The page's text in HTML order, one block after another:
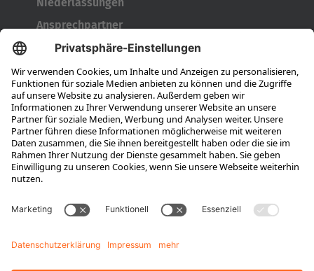
Ansprechpartner
Karriere
Ausbildung
Berufseinsteiger & Erfahrene
Das bieten wir
Das ist HUBTEX
Stellenangebote
Wissen
Energiemanagement